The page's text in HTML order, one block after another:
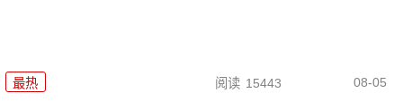
最热 阅读 15443 08-05